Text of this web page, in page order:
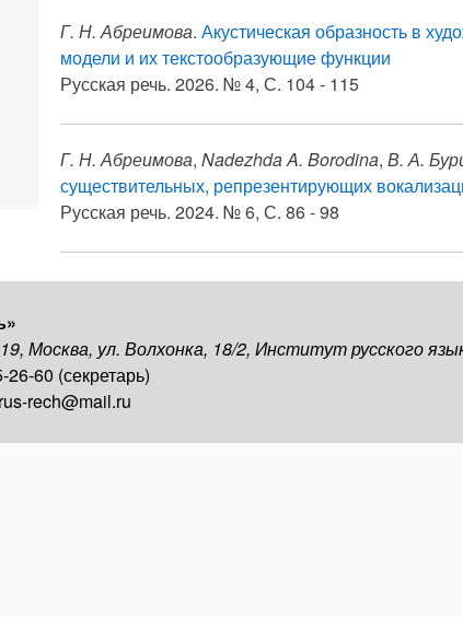
Г. Н. Абреимова. Акустическая образность в
модели и их текстообразующие функции
Русская речь. 2026. № 4, С. 104 - 115
Г. Н. Абреимова, Nadezhda A. Borodina, В. А.
существительных, репрезентирующих
Русская речь. 2024. № 6, С. 86 - 98
Москва, ул. Волхонка, 18/2, Институт русского
26-60 (секретарь)
rus-rech@mail.ru